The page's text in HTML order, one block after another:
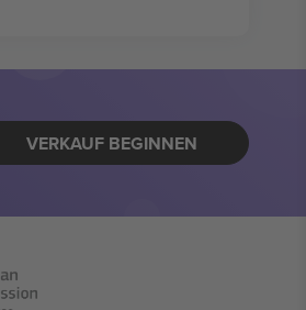
VERKAUF BEGINNEN